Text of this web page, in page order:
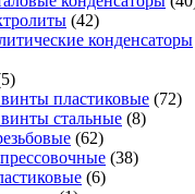
(42)
конденсаторы
пластиковые (72)
стальные (8)
(62)
(38)
(6)